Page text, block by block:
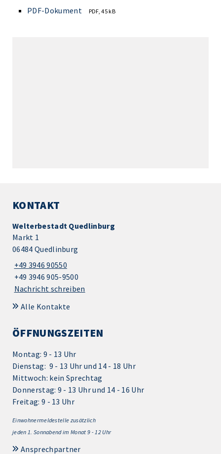
PDF-Dokument PDF, 45 kB
KONTAKT
Welterbestadt Quedlinburg
Markt 1
06484 Quedlinburg
+49 3946 90550
+49 3946 905-9500
Nachricht schreiben
Alle Kontakte
ÖFFNUNGSZEITEN
Montag: 9 - 13 Uhr
Dienstag: 9 - 13 Uhr und 14 - 18 Uhr
Mittwoch: kein Sprechtag
Donnerstag: 9 - 13 Uhr und 14 - 16 Uhr
Freitag: 9 - 13 Uhr
Einwohnermeldestelle zusätzlich
jeden 1. Sonnabend im Monat 9 - 12 Uhr
Ansprechpartner